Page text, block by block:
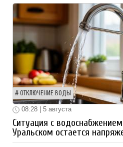
ОТКЛЮЧЕНИЕ ВОДЫ
08:28 | 5 августа
Ситуация с
Уральском остается